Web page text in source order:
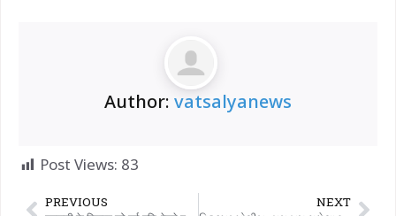
Author: vatsalyanews
Post Views: 83
PREVIOUS NEXT